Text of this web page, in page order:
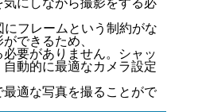
にフレームという制約がな
できるため、
要がありません。シャッ
動的に最適なカメラ設定
適な写真を撮ることがで